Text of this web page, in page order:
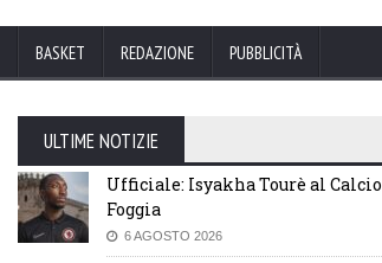
BASKET REDAZIONE PUBBLICITÀ
ULTIME NOTIZIE
Ufficiale: Isyakha Tourè al Calcio
Foggia
6 AGOSTO 2026